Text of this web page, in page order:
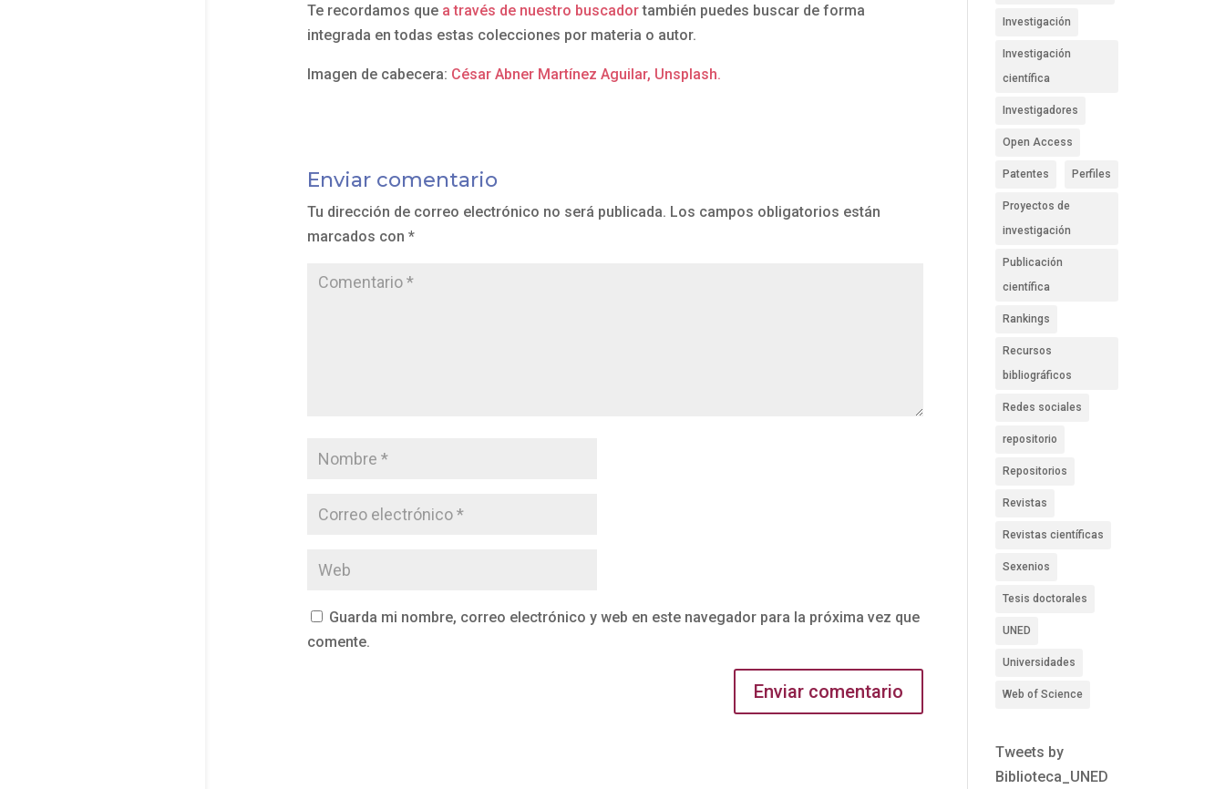
Te recordamos que a través de nuestro buscadortambién puedes buscar de forma
integrada en todas estas colecciones por materia o autor.
Imagen de cabecera: César Abner Martínez Aguilar, Unsplash.
Enviar comentario
Tu dirección de correo electrónico no será publicada. Los campos obligatorios están
marcados con *
Guarda mi nombre, correo electrónico y web en este navegador para la próxima vez que
comente.
Investigación
Investigación
científica
Investigadores
Open Access
Patentes Perfiles
Proyectos de
investigación
Publicación
científica
Rankings
Recursos
bibliográficos
Redes sociales
repositorio
Repositorios
Revistas
Revistas científicas
Sexenios
Tesis doctorales
UNED
Universidades
Web of Science
Tweets by
Biblioteca_UNED